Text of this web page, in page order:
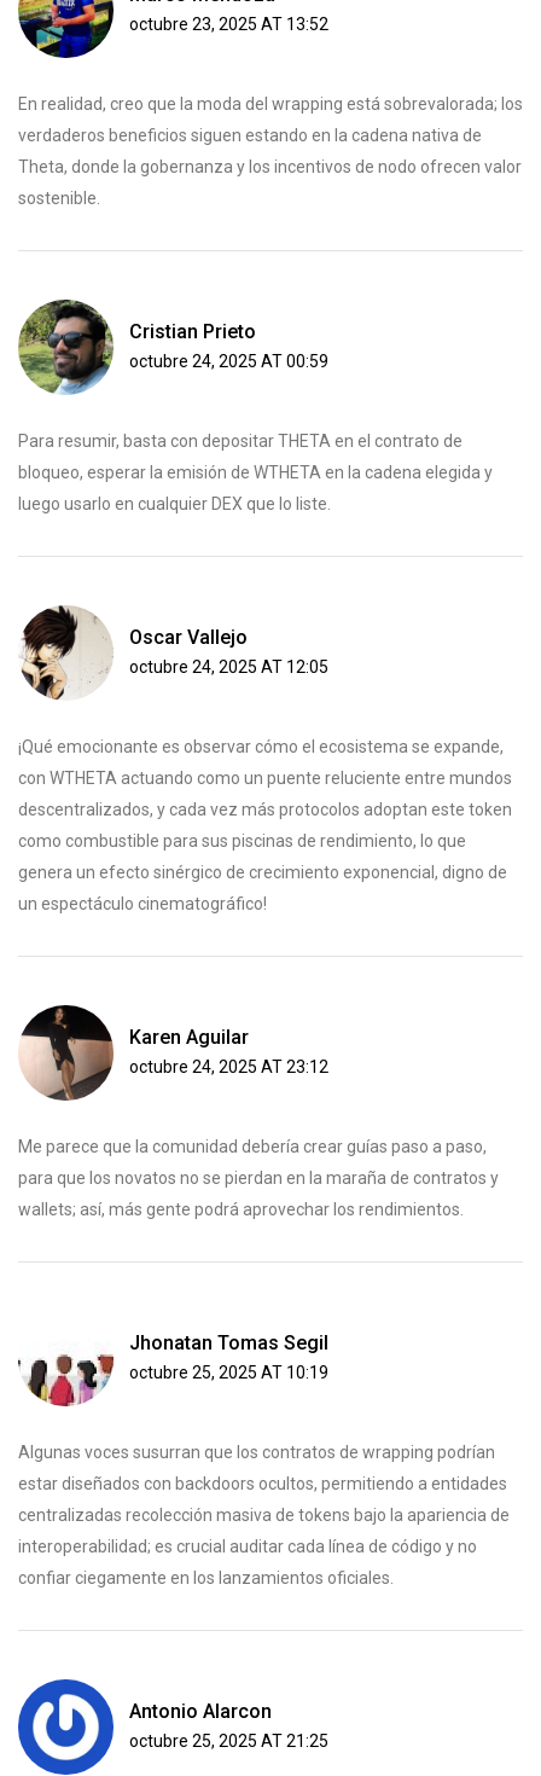
octubre 23, 2025 AT 13:52
En realidad, creo que la moda del wrapping está sobrevalorada; los
verdaderos beneficios siguen estando en la cadena nativa de
Theta, donde la gobernanza y los incentivos de nodo ofrecen valor
sostenible.
Cristian Prieto
octubre 24, 2025 AT 00:59
Para resumir, basta con depositar THETA en el contrato de
bloqueo, esperar la emisión de WTHETA en la cadena elegida y
luego usarlo en cualquier DEX que lo liste.
Oscar Vallejo
octubre 24, 2025 AT 12:05
¡Qué emocionante es observar cómo el ecosistema se expande,
con WTHETA actuando como un puente reluciente entre mundos
descentralizados, y cada vez más protocolos adoptan este token
como combustible para sus piscinas de rendimiento, lo que
genera un efecto sinérgico de crecimiento exponencial, digno de
un espectáculo cinematográfico!
Karen Aguilar
octubre 24, 2025 AT 23:12
Me parece que la comunidad debería crear guías paso a paso,
para que los novatos no se pierdan en la maraña de contratos y
wallets; así, más gente podrá aprovechar los rendimientos.
Jhonatan Tomas Segil
octubre 25, 2025 AT 10:19
Algunas voces susurran que los contratos de wrapping podrían
estar diseñados con backdoors ocultos, permitiendo a entidades
centralizadas recolección masiva de tokens bajo la apariencia de
interoperabilidad; es crucial auditar cada línea de código y no
confiar ciegamente en los lanzamientos oficiales.
Antonio Alarcon
octubre 25, 2025 AT 21:25